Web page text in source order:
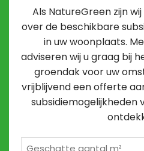
Als NatureGreen zijn
over de beschikbare
in uw woonplaats.
adviseren wij u graag bij
groendak voor uw
vrijblijvend een offerte
subsidiemogelijkheden